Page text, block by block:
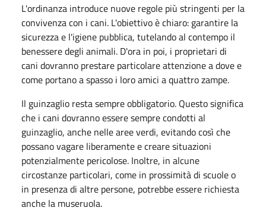
L'ordinanza introduce nuove regole più stringenti per la
convivenza con i cani. L'obiettivo è chiaro: garantire la
sicurezza e l'igiene pubblica, tutelando al contempo il
benessere degli animali. D'ora in poi, i proprietari di
cani dovranno prestare particolare attenzione a dove e
come portano a spasso i loro amici a quattro zampe.
Il guinzaglio resta sempre obbligatorio. Questo significa
che i cani dovranno essere sempre condotti al
guinzaglio, anche nelle aree verdi, evitando così che
possano vagare liberamente e creare situazioni
potenzialmente pericolose. Inoltre, in alcune
circostanze particolari, come in prossimità di scuole o
in presenza di altre persone, potrebbe essere richiesta
anche la museruola.